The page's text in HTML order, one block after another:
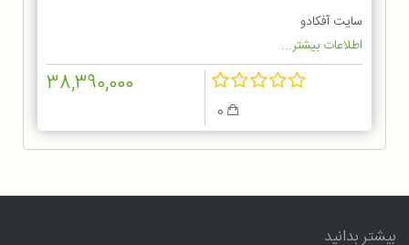
سایت آفکادو
اطلاعات بیشتر...
38,390,000
بیشتر بدانید